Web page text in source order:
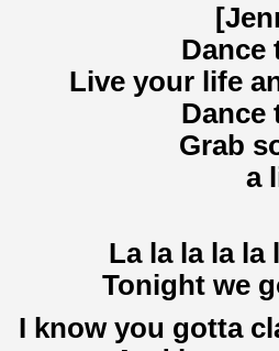
Dance
Live your life
Dance
Grab
a
La la la la la
Tonight we
I know you gotta